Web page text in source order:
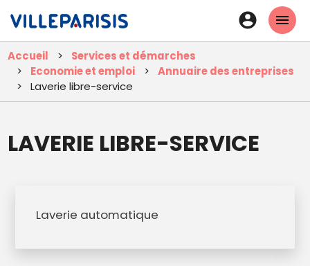
contenu
principal
En-
tête
-
Accueil
Services et démarches
Economie et emploi
Annuaire des entreprises
Laverie libre-service
LAVERIE LIBRE-SERVICE
Laverie automatique